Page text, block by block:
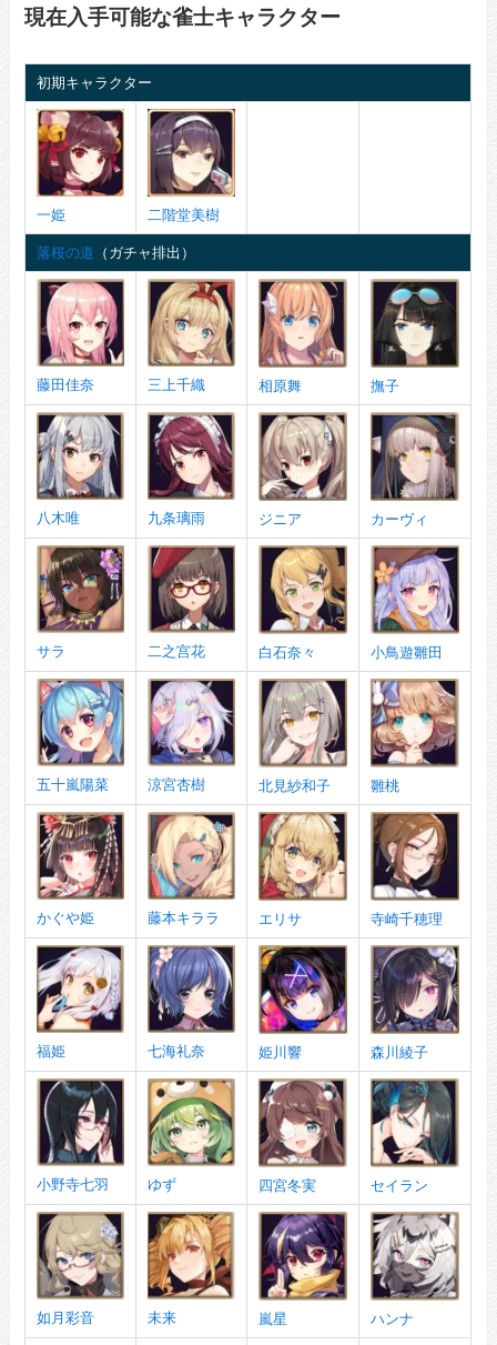
現在入手可能な雀士キャラクター
初期キャラクター
一姫 二階堂美樹
落桜の道 （ガチャ排出）
藤田佳奈 三上千織 相原舞 撫子
八木唯 九条璃雨 ジニア カーヴィ
サラ 二之宫花 白石奈々 小鳥遊雛田
五十嵐陽菜 涼宮杏樹 北見紗和子 雛桃
かぐや姫 藤本キララ エリサ 寺崎千穂理
福姫 七海礼奈 姫川響 森川綾子
小野寺七羽 ゆず 四宮冬実 セイラン
如月彩音 未来 嵐星 ハンナ